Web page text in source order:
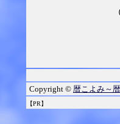
Copyright © 暦こよみ～
【PR】